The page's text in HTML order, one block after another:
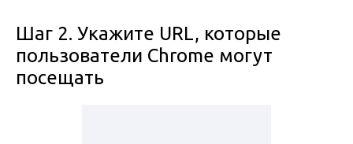
Шаг 2. Укажите URL, которые
пользователи Chrome могут
посещать